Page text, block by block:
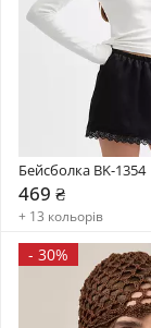
Бейсболка BK-1354
469 ₴
+ 13 кольорів
- 30%